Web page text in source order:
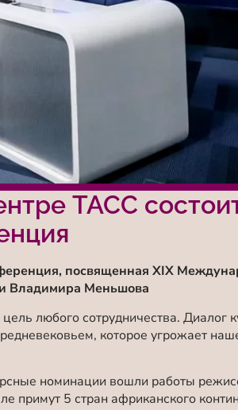
ТАСС
посвященная XIX
Владимира Меньшова
любого сотрудничества. Диалог
которое угрожает
номинации вошли работы
примут 5 стран африканского